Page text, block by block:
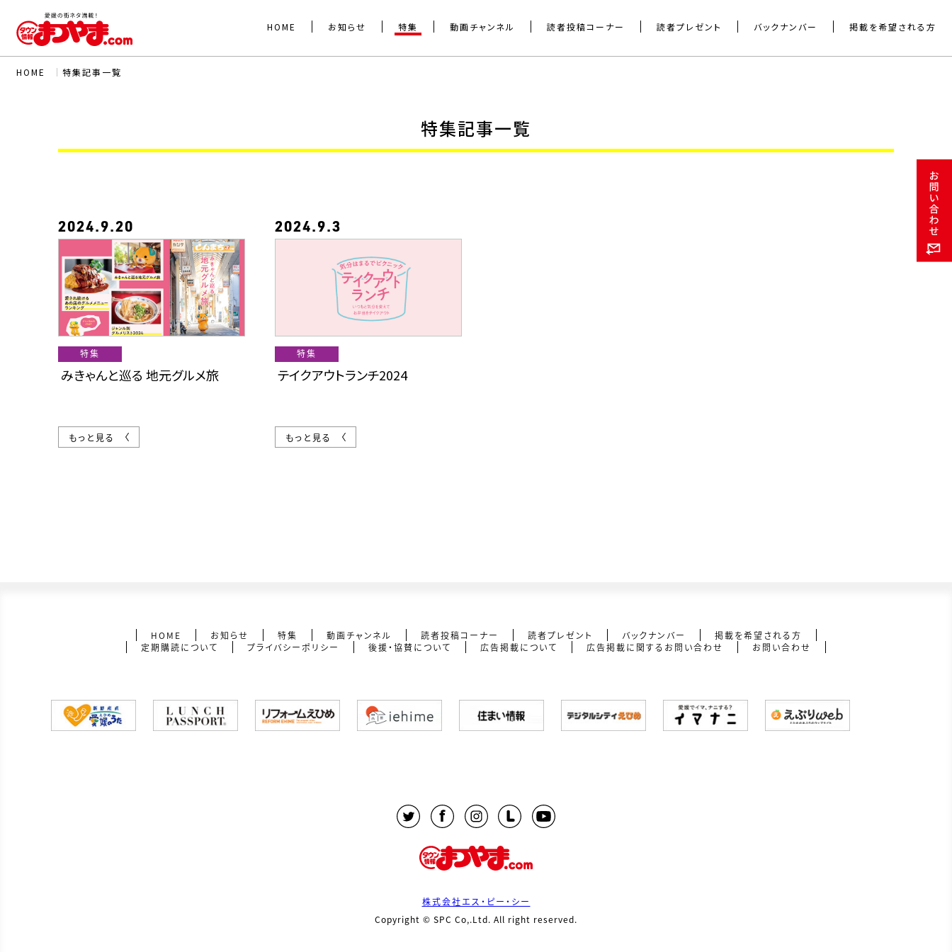
HOME お知らせ 特集 動画チャンネル 読者投稿コーナー 読者プレゼント バックナンバー 掲載を希望される方
HOME ｜ 特集記事一覧
特集記事一覧
2024.9.20
特集
みきゃんと巡る 地元グルメ旅
もっと見る
2024.9.3
特集
テイクアウトランチ2024
もっと見る
HOME お知らせ 特集 動画チャンネル 読者投稿コーナー 読者プレゼント バックナンバー
掲載を希望される方
定期購読について
プライバシーポリシー 後援・協賛について 広告掲載について 広告掲載に関するお問い合わせ お問い合わせ
株式会社エス・ピー・シー
Copyright © SPC Co,.Ltd. All right reserved.